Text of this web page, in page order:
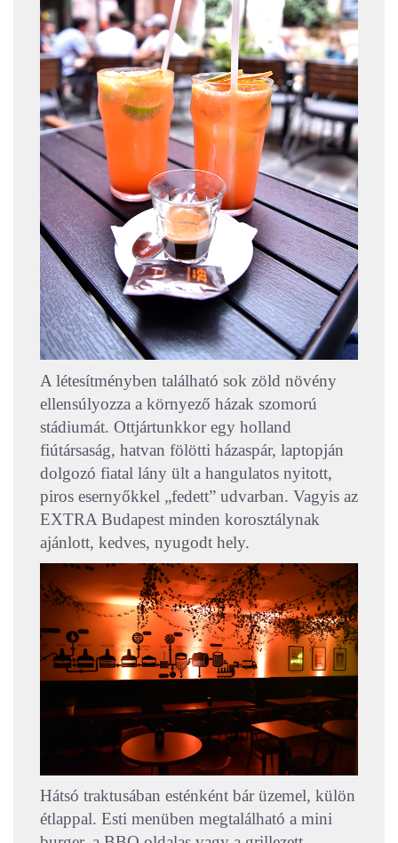
A létesítményben található sok zöld növény
ellensúlyozza a környező házak szomorú
stádiumát. Ottjártunkkor egy holland
fiútársaság, hatvan fölötti házaspár, laptopján
dolgozó fiatal lány ült a hangulatos nyitott,
piros esernyőkkel „fedett” udvarban. Vagyis az
EXTRA Budapest minden korosztálynak
ajánlott, kedves, nyugodt hely.
Hátsó traktusában esténként bár üzemel, külön
étlappal. Esti menüben megtalálható a mini